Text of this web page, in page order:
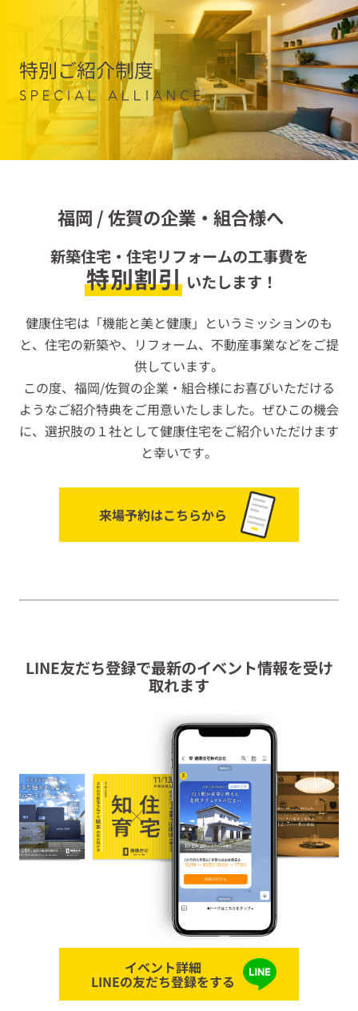
特別ご紹介制度
SPECIAL ALLIANCE
福岡 / 佐賀の企業・組合様へ
新築住宅・住宅リフォームの工事費を
特別割引 いたします！
健康住宅は「機能と美と健康」というミッションのも
と、 住宅の新築や、リフォーム、不動産事業などをご提
供しています。
この度、福岡/佐賀の企業・組合様にお喜びいただける
ようなご紹介特典をご用意いたしました。 ぜひこの機会
に、選択肢の１社として健康住宅をご紹介いただけます
と幸いです。
来場予約はこちらから
LINE友だち登録で最新のイベント情報を受け
取れます
イベント詳細
LINEの友だち登録をする